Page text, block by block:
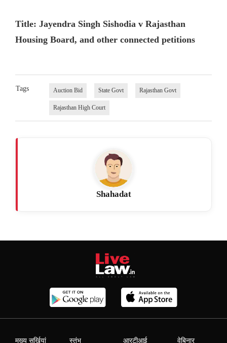
Title: Jayendra Singh Sishodia v Rajasthan
Housing Board, and other connected petitions
Tags Auction Bid State Govt Rajasthan Govt
Rajasthan High Court
Shahadat
मुख्य सुर्खियां स्तंभ आरटीआई वेबिनार